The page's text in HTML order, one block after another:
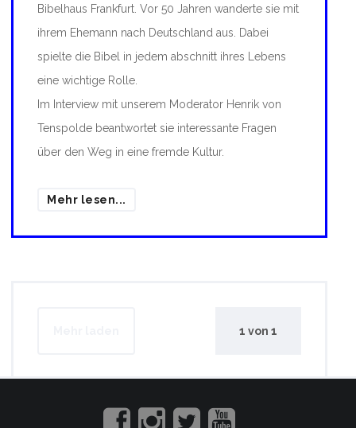
Bibelhaus Frankfurt. Vor 50 Jahren wanderte sie mit
ihrem Ehemann nach Deutschland aus. Dabei
spielte die Bibel in jedem abschnitt ihres Lebens
eine wichtige Rolle.
Im Interview mit unserem Moderator Henrik von
Tenspolde beantwortet sie interessante Fragen
über den Weg in eine fremde Kultur.
Mehr lesen...
1 von 1